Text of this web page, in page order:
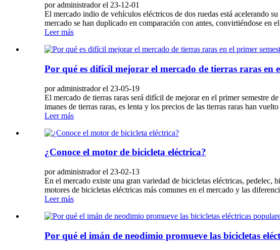
por administrador el 23-12-01
El mercado indio de vehículos eléctricos de dos ruedas está acelerando
mercado se han duplicado en comparación con antes, convirtiéndose en
Leer más
Por qué es difícil mejorar el mercado de tierras raras en
por administrador el 23-05-19
El mercado de tierras raras será difícil de mejorar en el primer semestre
imanes de tierras raras, es lenta y los precios de las tierras raras han
Leer más
¿Conoce el motor de bicicleta eléctrica?
por administrador el 23-02-13
En el mercado existe una gran variedad de bicicletas eléctricas,
motores de bicicletas eléctricas más comunes en el mercado y las
Leer más
Por qué el imán de neodimio promueve las bicicletas